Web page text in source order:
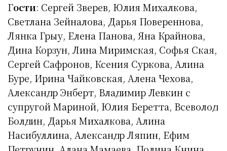
Гости: Сергей Зверев, Юлия Михалкова,
Светлана Зейналова, Дарья Повереннова,
Лянка Грыу, Елена Панова, Яна Крайнова,
Дина Корзун, Лина Миримская, Софья Ская,
Сергей Сафронов, Ксения Суркова, Алина
Буре, Ирина Чайковская, Алена Чехова,
Александр Энберт, Владимир Левкин с
супругой Мариной, Юлия Беретта, Всеволод
Болдин, Дарья Михалкова, Алина
Насибуллина, Александр Ляпин, Ефим